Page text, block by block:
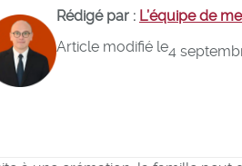
Rédigé par : L’équipe de
Article modifié le4